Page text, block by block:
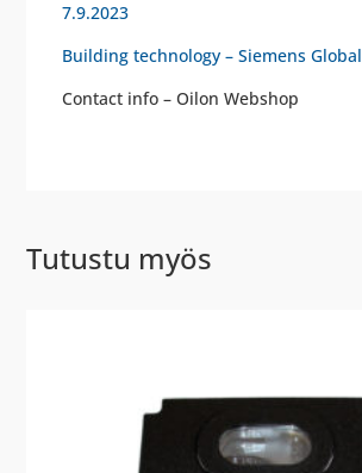
7.9.2023
Building technology – Siemens Global
Contact info – Oilon Webshop
Tutustu myös